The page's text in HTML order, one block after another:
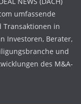
umfassende
in
Investoren, Berater,
und
des M&A-